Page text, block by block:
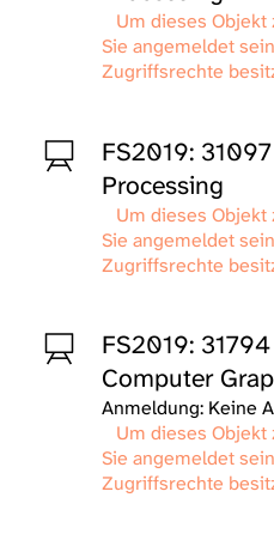
Um dieses Objekt
Sie angemeldet
Zugriffsrechte
FS2019:
Processing
Um dieses Objekt
Sie angemeldet
Zugriffsrechte
FS2019:
Computer
Anmeldung: Keine
Um dieses Objekt
Sie angemeldet
Zugriffsrechte